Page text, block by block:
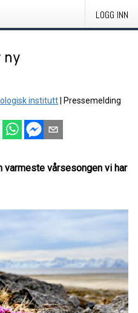
LOGG INN
ny
institutt Pressemelding
vårsesongen vi har